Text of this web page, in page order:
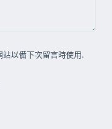
以備下次留言時使用.